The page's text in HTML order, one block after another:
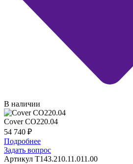
В наличии
Cover CO220.04
54 740 ₽
Подробнее
Задать вопрос
Артикул T143.210.11.011.00